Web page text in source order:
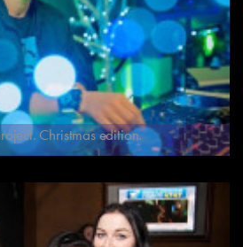
Christmas edition.